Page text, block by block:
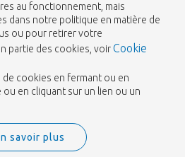
au fonctionnement, mais
dans notre politique en matière de
ou pour retirer votre
partie des cookies, voirCookie
cookies en fermant ou en
en cliquant sur un lien ou un
savoir plus